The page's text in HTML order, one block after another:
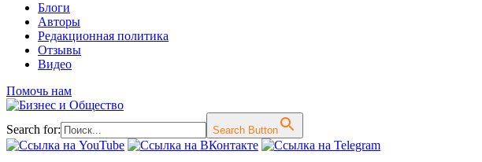
Блоги
Авторы
Редакционная политика
Отзывы
Видео
Помочь нам
Search for: Search Button